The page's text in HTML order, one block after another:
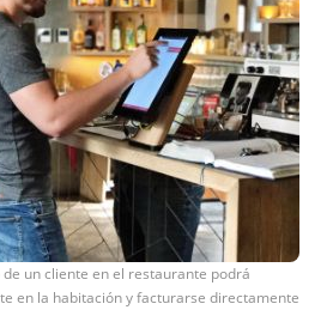
un cliente en el restaurante podrá
en la habitación y facturarse directamente